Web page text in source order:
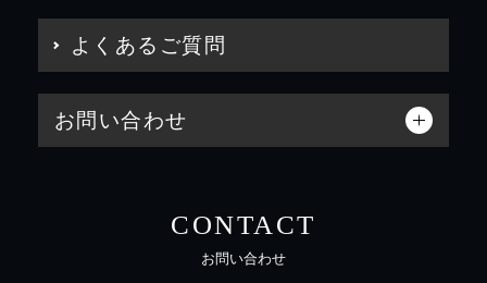
よくあるご質問
お問い合わせ
CONTACT
お問い合わせ